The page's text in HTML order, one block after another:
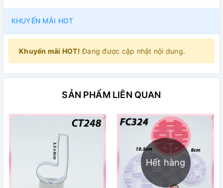
KHUYẾN MÃI HOT
Khuyến mãi HOT! Đang được cập nhật nội dung.
SẢN PHẨM LIÊN QUAN
Hết hàng